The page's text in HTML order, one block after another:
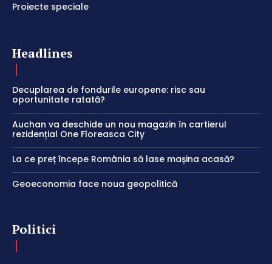
Proiecte speciale
Headlines
Decuplarea de fondurile europene: risc sau
oportunitate ratată?
Auchan va deschide un nou magazin în cartierul
rezidențial One Floreasca City
La ce preț începe România să lase mașina acasă?
Geoeconomia face noua geopolitică
Politici